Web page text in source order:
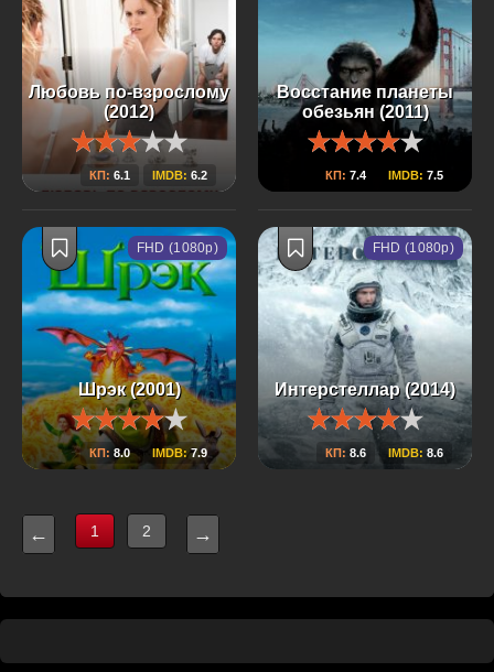
Любовь по-взрослому
(2012)
КП: 6.1 IMDB: 6.2
Восстание планеты
обезьян (2011)
КП: 7.4 IMDB: 7.5
Шрэк (2001)
КП: 8.0 IMDB:7.9
FHD (1080p)
Интерстеллар (2014)
КП: 8.6 IMDB: 8.6
FHD (1080p)
← 1 2 →